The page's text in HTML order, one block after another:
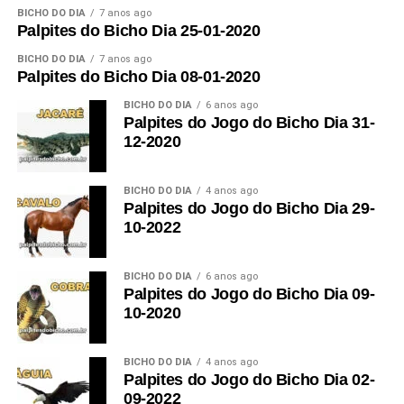
Palpite do jogo do bicho hoje à
noite
Para encerrar os palpites deste sábado, o destaque da
noite é oUrso, grupo 23, com as dezenas 89, 90, 91 e
92.
Grupo 23 – Urso
Dezena
Centenas
290 – 590 – 890
àCabra, ao Coelho e à Vaca. Para pesquisar outros
Compartilhar no WhatsApp
Palpite do jogo do bicho hoje à
tarde
À tarde, a sugestão principal é oCoelho, grupo 10
corresponde às dezenas 37, 38, 39 e 40.
Grupo 10 – Coelho
para cada período. Em seguida, você encontra os
palpites completos e informações sobre os grupos
destacados.
Período Grupo e animal
Manhã Grupo 06 – Cabra
Grupo 07 – Carneiro
Noite Grupo 17 – Macaco
Para acessar as últimas publicações e as principais
ferramentas do site, volte à página de
Palpite do jogo do bicho hoje
pela manhã
BICHO DO DIA 7 anos ago
Palpites do Bicho Dia 25-01-2020
BICHO DO DIA 7 anos ago
Palpites do Bicho Dia 08-01-2020
BICHO DO DIA 6 anos ago
Palpites do Jogo do Bicho Dia 31-
12-2020
BICHO DO DIA 4 anos ago
Palpites do Jogo do Bicho Dia 29-
10-2022
BICHO DO DIA 6 anos ago
Palpites do Jogo do Bicho Dia 09-
10-2020
BICHO DO DIA 4 anos ago
Palpites do Jogo do Bicho Dia 02-
09-2022